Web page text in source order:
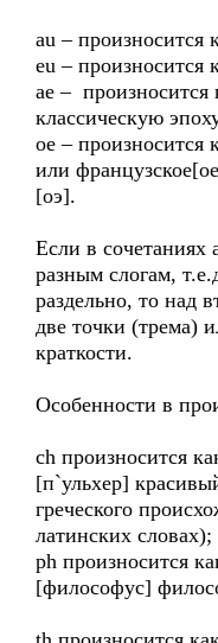
au – произносится
eu – произносится
ae – произносится
классическую
oe – произносится
или
[оэ].
Если в сочетаниях
разным слогам,
раздельно, то над
две точки (трема)
краткости.
Особенности в
ch произносится
[п`ульхер]
греческого
латинских словах);
ph произносится
[философус]